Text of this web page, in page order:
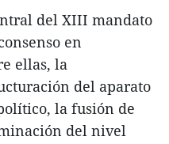
del XIII mandato
en
ellas, la
del aparato
la fusión de
del nivel